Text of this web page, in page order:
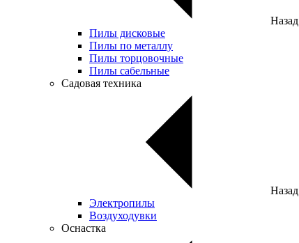
Назад
Пилы дисковые
Пилы по металлу
Пилы торцовочные
Пилы сабельные
Садовая техника
Назад
Электропилы
Воздуходувки
Оснастка